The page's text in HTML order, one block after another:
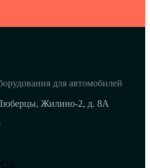
для автомобилей
Жилино-2, д. 8A